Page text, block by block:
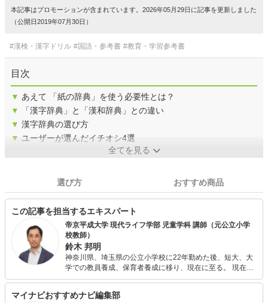
本記事はプロモーションが含まれています。2026年05月29日に記事を更新しました
（公開日2019年07月30日）
#漢検・漢字ドリル #国語・参考書 #教育・学習参考書
目次
▼ あえて 「紙の辞典」を使う必要性とは？
▼
「漢字辞典」と「漢和辞典」との違い
▼ 漢字辞典の選び方
▼ ユーザーが選んだイチオシ4選
全てを見る
選び方 おすすめ商品
この記事を担当するエキスパート
帝京平成大学 現代ライフ学部 児童学科 講師（元公立小学
校教師）
鈴木 邦明
神奈川県、埼玉県の公立小学校に22年勤めた後、短大、大
学での教員養成、保育者養成に移り、現在に至る。 現在
は、大学での講義を中心に、保護者向けに子育て・教育、
などに幅広く活躍中。
マイナビおすすめナビ編集部